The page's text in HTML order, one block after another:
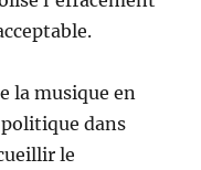
la musique en
dans
le